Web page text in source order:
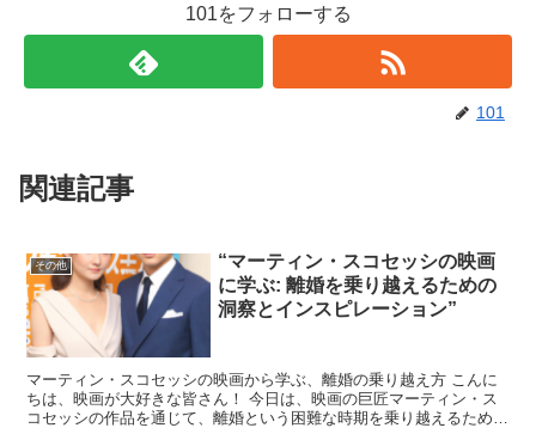
101をフォローする
101
関連記事
その他
“マーティン・スコセッシの映画
に学ぶ: 離婚を乗り越えるための
洞察とインスピレーション”
マーティン・スコセッシの映画から学ぶ、離婚の乗り越え方 こんに
ちは、映画が大好きな皆さん！ 今日は、映画の巨匠マーティン・ス
コセッシの作品を通じて、離婚という困難な時期を乗り越えるための